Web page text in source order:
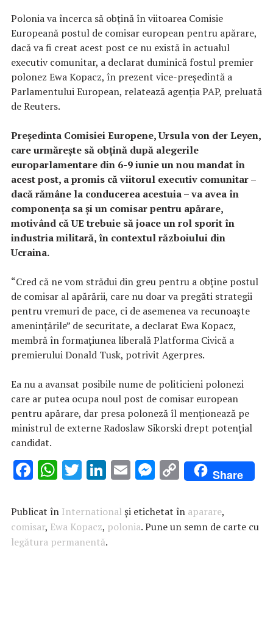
Polonia va încerca să obţină în viitoarea Comisie
Europeană postul de comisar european pentru apărare,
dacă va fi creat acest post ce nu există în actualul
executiv comunitar, a declarat duminică fostul premier
polonez Ewa Kopacz, în prezent vice-preşedintă a
Parlamentului European, relatează agenţia PAP, preluată
de Reuters.
Preşedinta Comisiei Europene, Ursula von der Leyen,
care urmăreşte să obţină după alegerile
europarlamentare din 6-9 iunie un nou mandat în
acest post, a promis că viitorul executiv comunitar –
dacă rămâne la conducerea acestuia – va avea în
componenţa sa şi un comisar pentru apărare,
motivând că UE trebuie să joace un rol sporit în
industria militară, în contextul războiului din
Ucraina.
“Cred că ne vom strădui din greu pentru a obţine postul
de comisar al apărării, care nu doar va pregăti strategii
pentru vremuri de pace, ci de asemenea va recunoaşte
ameninţările” de securitate, a declarat Ewa Kopacz,
membră în formaţiunea liberală Platforma Civică a
premierului Donald Tusk, potrivit Agerpres.
Ea nu a avansat posibile nume de politicieni polonezi
care ar putea ocupa noul post de comisar european
pentru apărare, dar presa poloneză îl menţionează pe
ministrul de externe Radoslaw Sikorski drept potenţial
candidat.
F
e
b
o
W
at
s
A
T
it
te
r
Li
k
e
dI
E
ai
l
M
se
n
C
o
p
y
Share
Publicat în International și etichetat în aparare,
comisar, Ewa Kopacz, polonia. Pune un semn de carte cu
legătura permanentă.